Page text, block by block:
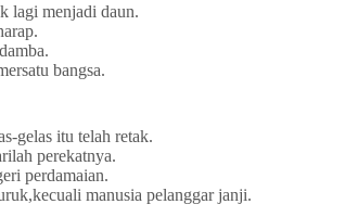
lagi menjadi daun.
bangsa.
gelas itu telah retak.
perekatnya.
perdamaian.
manusia pelanggar janji.